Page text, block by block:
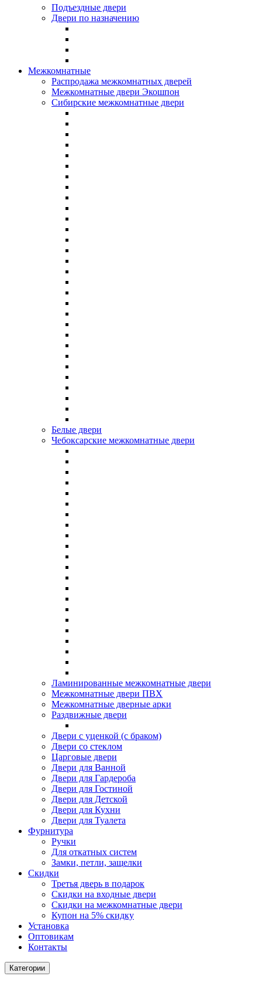
Подъездные двери
Двери по назначению
Межкомнатные
Распродажа межкомнатных дверей
Межкомнатные двери Экошпон
Сибирские межкомнатные двери
Белые двери
Чебоксарские межкомнатные двери
Ламинированные межкомнатные двери
Межкомнатные двери ПВХ
Межкомнатные дверные арки
Раздвижные двери
Двери с уценкой (с браком)
Двери со стеклом
Царговые двери
Двери для Ванной
Двери для Гардероба
Двери для Гостиной
Двери для Детской
Двери для Кухни
Двери для Туалета
Фурнитура
Ручки
Для откатных систем
Замки, петли, защелки
Скидки
Третья дверь в подарок
Скидки на входные двери
Скидки на межкомнатные двери
Купон на 5% скидку
Установка
Оптовикам
Контакты
Категории